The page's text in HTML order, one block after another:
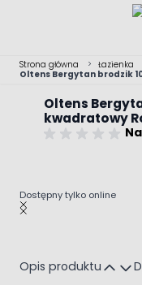
Strona główna > Łazienka
Oltens Bergytan brodzik
Oltens
kwadratowy
Dostępny tylko online
Main image
Click to view image
Opis produktu